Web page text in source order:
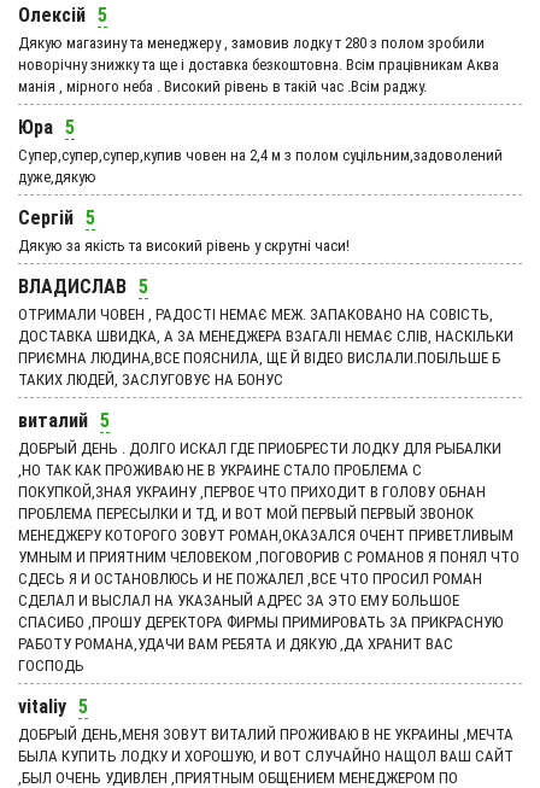
Олексій 5
Дякую магазину та менеджеру , замовив лодку т 280 з полом зробили
новорічну знижку та ще і доставка безкоштовна. Всім працівникам Аква
манія , мірного неба . Високий рівень в такій час .Всім раджу.
Юра 5
Супер,супер,супер,купив човен на 2,4 м з полом суцільним,задоволений
дуже,дякую
Сергій 5
Дякую за якість та високий рівень у скрутні часи!
ВЛАДИСЛАВ 5
ОТРИМАЛИ ЧОВЕН , РАДОСТІ НЕМАЄ МЕЖ. ЗАПАКОВАНО НА СОВІСТЬ,
ДОСТАВКА ШВИДКА, А ЗА МЕНЕДЖЕРА ВЗАГАЛІ НЕМАЄ СЛІВ, НАСКІЛЬКИ
ПРИЄМНА ЛЮДИНА,ВСЕ ПОЯСНИЛА, ЩЕ Й ВІДЕО ВИСЛАЛИ.ПОБІЛЬШЕ Б
ТАКИХ ЛЮДЕЙ, ЗАСЛУГОВУЄ НА БОНУС
виталий 5
ДОБРЫЙ ДЕНЬ . ДОЛГО ИСКАЛ ГДЕ ПРИОБРЕСТИ ЛОДКУ ДЛЯ РЫБАЛКИ
,НО ТАК КАК ПРОЖИВАЮ НЕ В УКРАИНЕ СТАЛО ПРОБЛЕМА С
ПОКУПКОЙ,ЗНАЯ УКРАИНУ ,ПЕРВОЕ ЧТО ПРИХОДИТ В ГОЛОВУ ОБНАН
ПРОБЛЕМА ПЕРЕСЫЛКИ И ТД, И ВОТ МОЙ ПЕРВЫЙ ПЕРВЫЙ ЗВОНОК
МЕНЕДЖЕРУ КОТОРОГО ЗОВУТ РОМАН,ОКАЗАЛСЯ ОЧЕНТ ПРИВЕТЛИВЫМ
УМНЫМ И ПРИЯТНИМ ЧЕЛОВЕКОМ ,ПОГОВОРИВ С РОМАНОВ Я ПОНЯЛ ЧТО
СДЕСЬ Я И ОСТАНОВЛЮСЬ И НЕ ПОЖАЛЕЛ ,ВСЕ ЧТО ПРОСИЛ РОМАН
СДЕЛАЛ И ВЫСЛАЛ НА УКАЗАНЫЙ АДРЕС ЗА ЭТО ЕМУ БОЛЬШОЕ
СПАСИБО ,ПРОШУ ДЕРЕКТОРА ФИРМЫ ПРИМИРОВАТЬ ЗА ПРИКРАСНУЮ
РАБОТУ РОМАНА,УДАЧИ ВАМ РЕБЯТА И ДЯКУЮ ,ДА ХРАНИТ ВАС
ГОСПОДЬ
vitaliy 5
ДОБРЫЙ ДЕНЬ,МЕНЯ ЗОВУТ ВИТАЛИЙ ПРОЖИВАЮ В НЕ УКРАИНЫ ,МЕЧТА
БЫЛА КУПИТЬ ЛОДКУ И ХОРОШУЮ, И ВОТ СЛУЧАЙНО НАЩОЛ ВАШ САЙТ
,БЫЛ ОЧЕНЬ УДИВЛЕН ,ПРИЯТНЫМ ОБЩЕНИЕМ МЕНЕДЖЕРОМ ПО